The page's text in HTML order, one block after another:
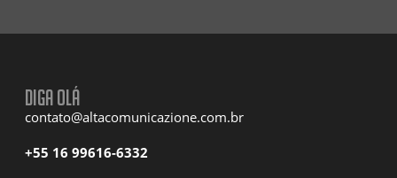
Diga olá
contato@altacomunicazione.com.br
+55 16 99616-6332